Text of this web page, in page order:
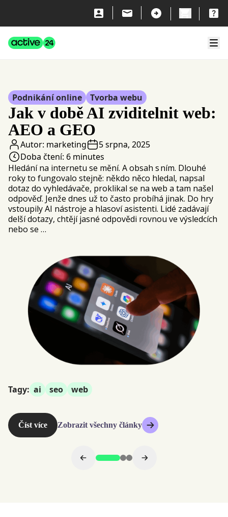
Active24
Podnikání online Tvorba webu
Jak v době AI zviditelnit web:
AEO a GEO
Autor: marketing
5 srpna, 2025
Doba čtení: 6 minutes
Hledání na internetu se mění. A obsah s ním. Dlouhé
roky to fungovalo stejně: někdo něco hledal, napsal
dotaz do vyhledávače, proklikal se na web a tam našel
odpověď. Jenže dnes už to často probíhá jinak. Do hry
vstoupily AI nástroje a hlasoví asistenti. Lidé zadávají
delší dotazy, chtějí jasné odpovědi rovnou ve výsledcích
nebo se …
Tagy: ai seo web
Číst více Zobrazit všechny články